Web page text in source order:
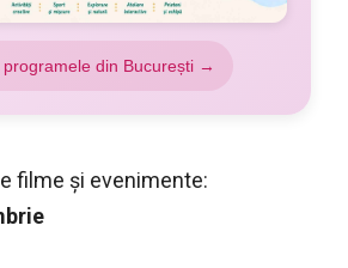
programele din București →
filme și evenimente: